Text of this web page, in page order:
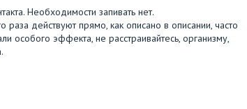
Необходимости запивать нет.
действуют прямо, как описано в описании, часто
особого эффекта, не расстраивайтесь, организму,